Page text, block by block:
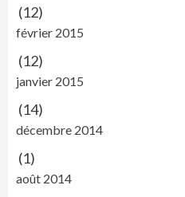
(12)
février 2015
(12)
janvier 2015
(14)
décembre 2014
(1)
août 2014